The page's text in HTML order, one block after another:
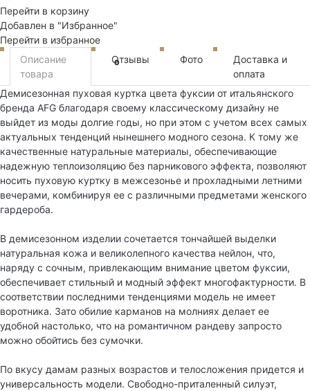
Перейти в корзину
Добавлен в "Избранное"
Перейти в избранное
Описание
товара
Отзывы
0 Фото
Доставка и
оплата
Демисезонная пуховая куртка цвета фуксии от итальянского
бренда AFG благодаря своему классическому дизайну не
выйдет из моды долгие годы, но при этом с учетом всех самых
актуальных тенденций нынешнего модного сезона. К тому же
качественные натуральные материалы, обеспечивающие
надежную теплоизоляцию без парникового эффекта, позволяют
носить пуховую куртку в межсезонье и прохладными летними
вечерами, комбинируя ее с различными предметами женского
гардероба.
В демисезонном изделии сочетается тончайшей выделки
натуральная кожа и великолепного качества нейлон, что,
наряду с сочным, привлекающим внимание цветом фуксии,
обеспечивает стильный и модный эффект многофактурности. В
соответствии последними тенденциями модель не имеет
воротника. Зато обилие карманов на молниях делает ее
удобной настолько, что на романтичном рандеву запросто
можно обойтись без сумочки.
По вкусу дамам разных возрастов и телосложения придется и
универсальность модели. Свободно-приталенный силуэт,